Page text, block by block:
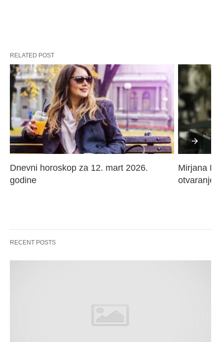
RELATED POST
Dnevni horoskop za 12. mart 2026.
godine
Mirjana
otvaranje
RECENT POSTS